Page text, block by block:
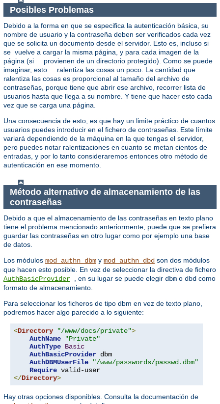
Posibles Problemas
Debido a la forma en que se especifica la autenticación básica, su
nombre de usuario y la contraseña deben ser verificados cada vez
que se solicita un documento desde el servidor. Esto es, incluso si
se vuelve a cargar la misma página, y para cada imagen de la
página (si provienen de un directorio protegido). Como se puede
imaginar, esto ralentiza las cosas un poco. La cantidad que
ralentiza las cosas es proporcional al tamaño del archivo de
contraseñas, porque tiene que abrir ese archivo, recorrer lista de
usuarios hasta que llega a su nombre. Y tiene que hacer esto cada
vez que se carga una página.
Una consecuencia de esto, es que hay un limite práctico de cuantos
usuarios puedes introducir en el fichero de contraseñas. Este límite
variará dependiendo de la máquina en la que tengas el servidor,
pero puedes notar ralentizaciones en cuanto se metan cientos de
entradas, y por lo tanto consideraremos entonces otro método de
autenticación en ese momento.
Método alternativo de almacenamiento de las
contraseñas
Debido a que el almacenamiento de las contraseñas en texto plano
tiene el problema mencionado anteriormente, puede que se prefiera
guardar las contraseñas en otro lugar como por ejemplo una base
de datos.
Los módulos mod_authn_dbm y mod_authn_dbd son dos módulos
que hacen esto posible. En vez de seleccionar la directiva de fichero
AuthBasicProvider , en su lugar se puede elegir dbm o dbd como
formato de almacenamiento.
Para seleccionar los ficheros de tipo dbm en vez de texto plano,
podremos hacer algo parecido a lo siguiente:
<Directory "/www/docs/private">
AuthName
"Private"
AuthType Basic
AuthBasicProvider dbm
AuthDBMUserFile
"/www/passwords/passwd.dbm"
Require
</Directory>
Hay otras opciones disponibles. Consulta la documentación de